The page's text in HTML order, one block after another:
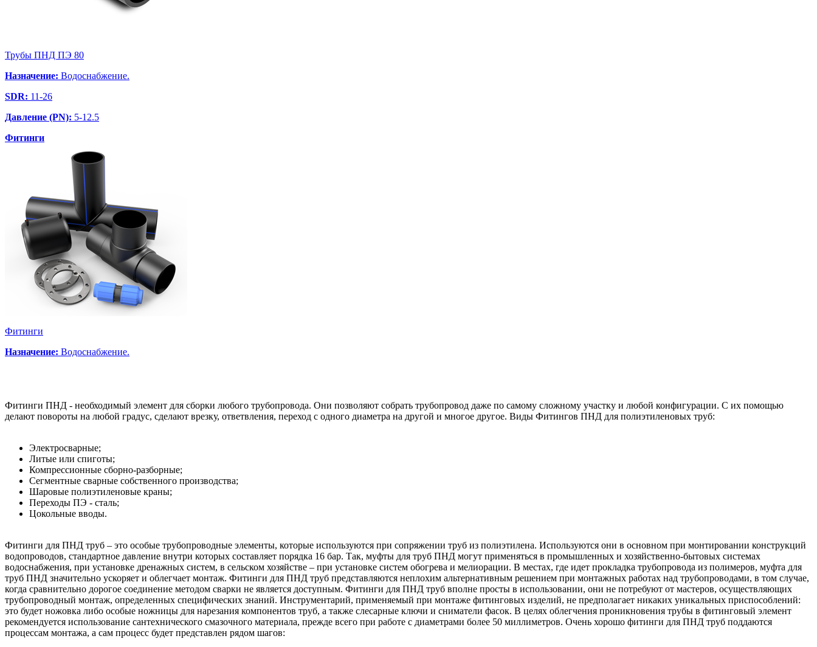
Трубы ПНД ПЭ 80
Назначение: Водоснабжение.
SDR: 11-26
Давление (PN): 5-12.5
Фитинги
Фитинги
Назначение: Водоснабжение.
Фитинги ПНД - необходимый элемент для сборки любого трубопровода. Они позволяют собрать трубопровод даже по самому сложному участку и любой конфигурации. С их помощью
делают повороты на любой градус, сделают врезку, ответвления, переход с одного диаметра на другой и многое другое. Виды Фитингов ПНД для полиэтиленовых труб:
Электросварные;
Литые или спиготы;
Компрессионные сборно-разборные;
Сегментные сварные собственного производства;
Шаровые полиэтиленовые краны;
Переходы ПЭ - сталь;
Цокольные вводы.
Фитинги для ПНД труб – это особые трубопроводные элементы, которые используются при сопряжении труб из полиэтилена. Используются они в основном при монтировании конструкций
водопроводов, стандартное давление внутри которых составляет порядка 16 бар. Так, муфты для труб ПНД могут применяться в промышленных и хозяйственно-бытовых системах
водоснабжения, при установке дренажных систем, в сельском хозяйстве – при установке систем обогрева и мелиорации. В местах, где идет прокладка трубопровода из полимеров, муфта для
труб ПНД значительно ускоряет и облегчает монтаж. Фитинги для ПНД труб представляются неплохим альтернативным решением при монтажных работах над трубопроводами, в том случае,
когда сравнительно дорогое соединение методом сварки не является доступным. Фитинги для ПНД труб вполне просты в использовании, они не потребуют от мастеров, осуществляющих
трубопроводный монтаж, определенных специфических знаний. Инструментарий, применяемый при монтаже фитинговых изделий, не предполагает никаких уникальных приспособлений:
это будет ножовка либо особые ножницы для нарезания компонентов труб, а также слесарные ключи и сниматели фасок. В целях облегчения проникновения трубы в фитинговый элемент
рекомендуется использование сантехнического смазочного материала, прежде всего при работе с диаметрами более 50 миллиметров. Очень хорошо фитинги для ПНД труб поддаются
процессам монтажа, а сам процесс будет представлен рядом шагов: